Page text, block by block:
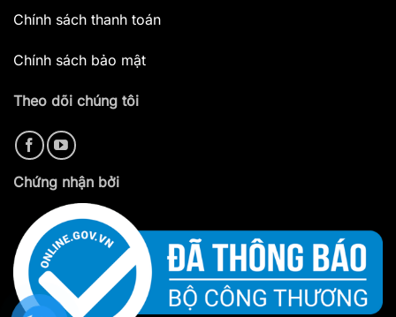
Chính sách thanh toán
Chính sách bảo mật
Theo dõi chúng tôi
Chứng nhận bởi